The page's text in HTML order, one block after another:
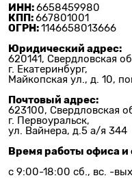
ИНН:6658459980
КПП:667801001
ОГРН:1146658013666
Юридический адрес:
620141, Свердловская
г. Екатеринбург,
Майкопская ул., д. 10,
Почтовый адрес:
623100, Свердловская
г. Первоуральск,
ул. Вайнера, д.5 а/я 344
Время работы офиса и
с 9:00-18:00 сб., вс. -